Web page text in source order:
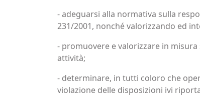
- adeguarsi alla normativa sulla
231/2001, nonché valorizzando ed
- promuovere e valorizzare in
attività;
- determinare, in tutti coloro che
violazione delle disposizioni ivi